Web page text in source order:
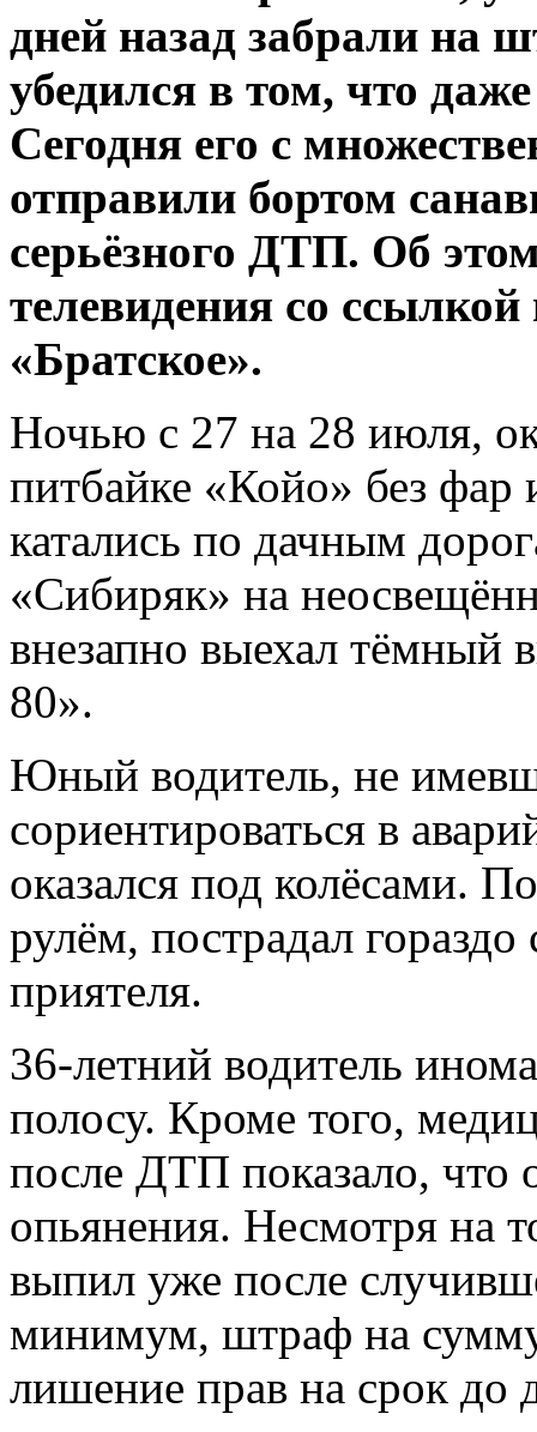
дней назад забрали на
убедился в том, что
Сегодня его с
отправили бортом
серьёзного ДТП. Об
телевидения со
«Братское».
Ночью с 27 на 28 июля,
питбайке «Койо» без фар
катались по дачным
«Сибиряк» на
внезапно выехал
80».
Юный водитель, не
сориентироваться в
оказался под колёсами.
рулём, пострадал гораздо
приятеля.
36-летний водитель
полосу. Кроме того,
после ДТП показало, что
опьянения. Несмотря на
выпил уже после
минимум, штраф на
лишение прав на срок до